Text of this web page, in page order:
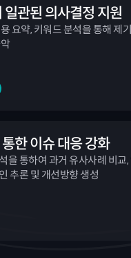
일관된 의사결정 지원
요약, 키워드 분석을 통해 제
한 이슈 대응 강화
을 통하여 과거 유사사례 비교
추론 및 개선방향 생성